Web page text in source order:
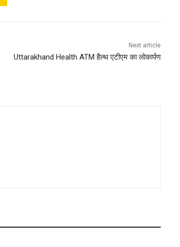
Next article
Uttarakhand Health ATM हैल्थ एटीएम का लोकार्पण